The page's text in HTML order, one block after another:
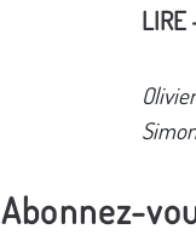
LIRE
Abonnez-